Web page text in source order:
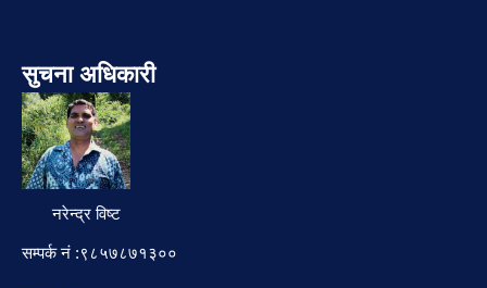
सुचना अधिकारी
नरेन्द्र विष्ट
सम्पर्क नं :९८५७८७१३००